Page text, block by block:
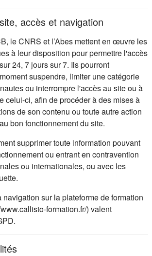
accès et navigation
le CNRS et l’Abes mettent en œuvre les
à leur disposition pour permettre l'accès
24, 7 jours sur 7. Ils pourront
suspendre, limiter une catégorie
ou interrompre l'accès au site ou à
celui-ci, afin de procéder à des mises à
de son contenu ou toute autre action
bon fonctionnement du site.
supprimer toute information pouvant
ou entrant en contravention
ou internationales, ou avec les
navigation sur la plateforme de formation
formation.fr/) valent